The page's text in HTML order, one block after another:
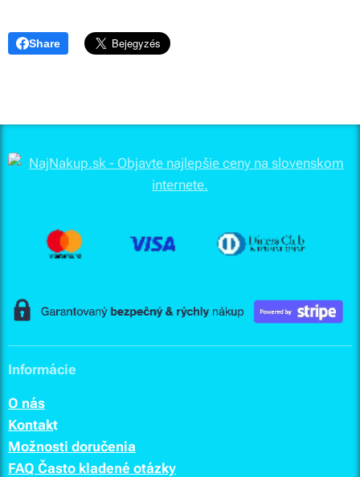
Share
Informácie
O nás
Kontakt
Možnosti doručenia
FAQ Často kladené otázky